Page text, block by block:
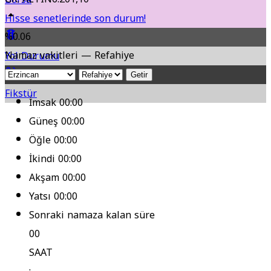
Hisse senetlerinde son durum!
Yol Durumu
Fikstür
%0.06
Namaz vakitleri — Refahiye
Getir
İmsak00:00
Güneş00:00
Öğle00:00
İkindi00:00
Akşam00:00
Yatsı00:00
Sonraki namaza kalan süre
00
SAAT